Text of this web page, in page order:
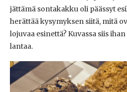
jättämä sontakakku oli päässyt
herättää kysymyksen siitä, mitä
lojuvaa esinettä? Kuvassa siis
lantaa.